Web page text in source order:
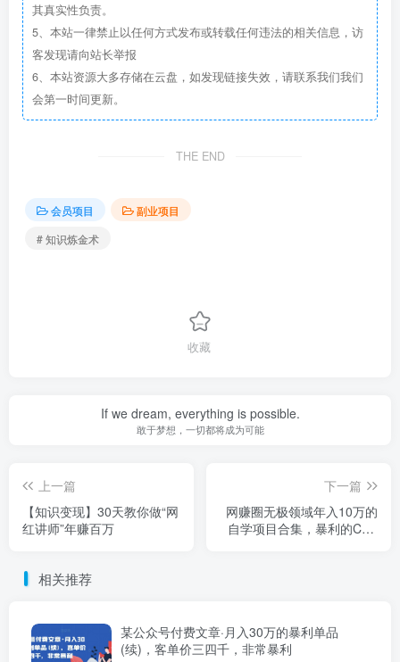
其真实性负责。
5、本站一律禁止以任何方式发布或转载任何违法的相关信息，访
客发现请向站长举报
6、本站资源大多存储在云盘，如发现链接失效，请联系我们我们
会第一时间更新。
THE END
会员项目
副业项目
# 知识炼金术
收藏
If we dream, everything is possible.
敢于梦想，一切都将成为可能
上一篇
【知识变现】30天教你做“网
红讲师”年赚百万
下一篇
网赚圈无极领域年入10万的
自学项目合集，暴利的CPS
相关推荐
某公众号付费文章·月入30万的暴利单品
(续)，客单价三四千，非常暴利